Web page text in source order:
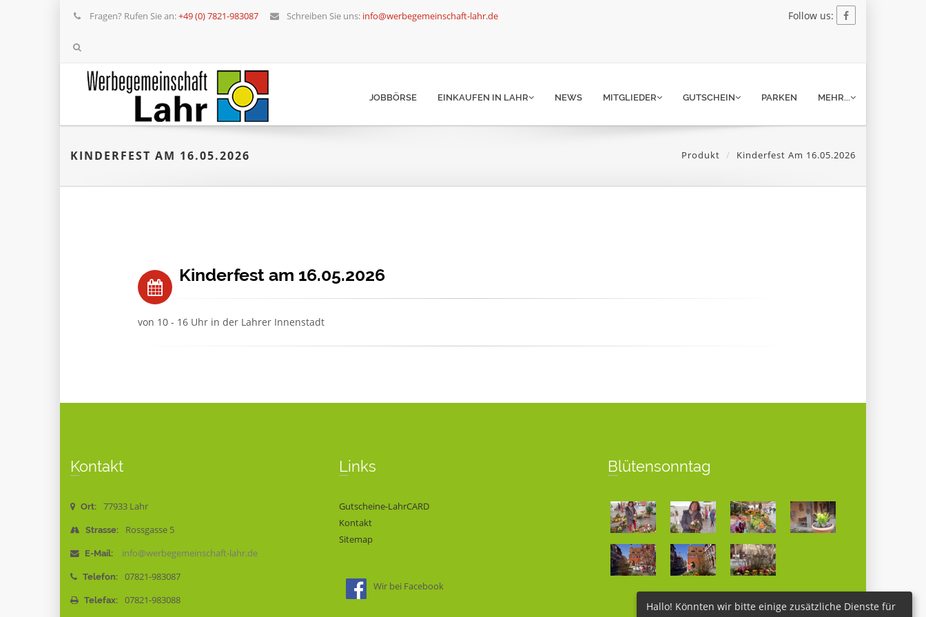
Fragen? Rufen Sie an:+49 (0) 7821-983087 Schreiben Sie uns: info@werbegemeinschaft-lahr.de Follow us:
JOBBÖRSE EINKAUFEN IN LAHR NEWS MITGLIEDER GUTSCHEIN PARKEN MEHR...
KINDERFEST AM 16.05.2026 Produkt Kinderfest Am 16.05.2026
Kinderfest am 16.05.2026
von 10 - 16 Uhr in der Lahrer Innenstadt
Kontakt
Ort: 77933 Lahr
Strasse: Rossgasse 5
E-Mail: info@werbegemeinschaft-lahr.de
Telefon: 07821-983087
Telefax: 07821-983088
Links
Gutscheine-LahrCARD
Kontakt
Sitemap
Wir bei Facebook
Blütensonntag
Hallo! Könnten wir bitte einige zusätzliche Dienste für